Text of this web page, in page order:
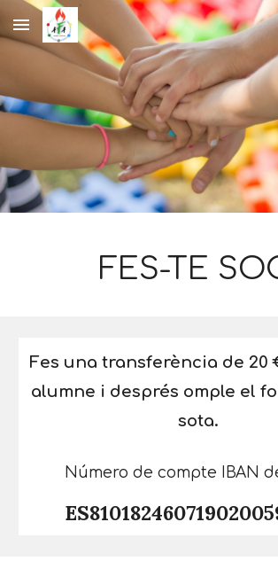
Skip to main content
FES-TE
Fes una transferència de 20
alumne i després omple el
sota.
Número de compte IBAN de